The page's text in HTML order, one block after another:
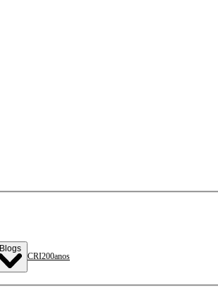
Blogs
CRI200anos